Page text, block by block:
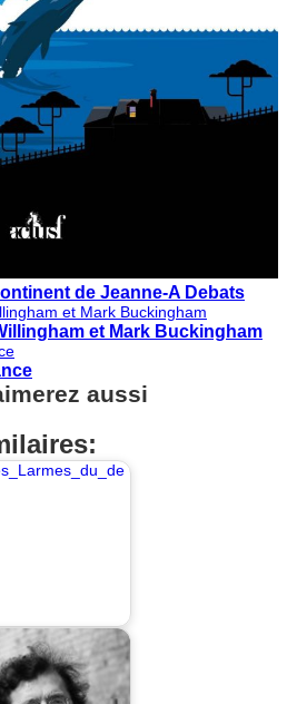
de Jeanne-A Debats
et Mark Buckingham
aussi